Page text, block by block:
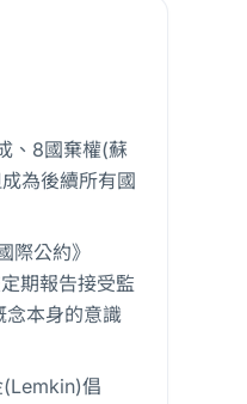
、8國棄權(蘇
為後續所有國
際公約》
期報告接受監
念本身的意識
(Lemkin)倡